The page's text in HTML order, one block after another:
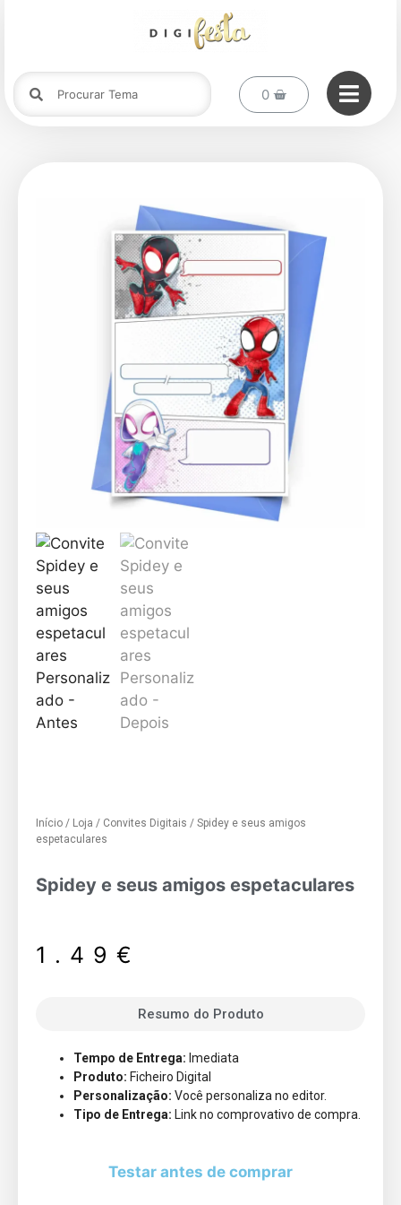
Início / Loja / Convites Digitais / Spidey e seus amigos
espetaculares
Spidey e seus amigos espetaculares
1.49 €
Resumo do Produto
Tempo de Entrega: Imediata
Produto: Ficheiro Digital
Personalização: Você personaliza no editor.
Tipo de Entrega: Link no comprovativo de compra.
Testar antes de comprar